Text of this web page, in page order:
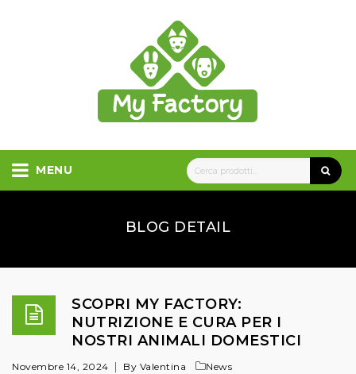
MENU
BLOG DETAIL
SCOPRI MY FACTORY:
NUTRIZIONE E CURA PER I
NOSTRI ANIMALI DOMESTICI
Novembre 14, 2024 By Valentina News